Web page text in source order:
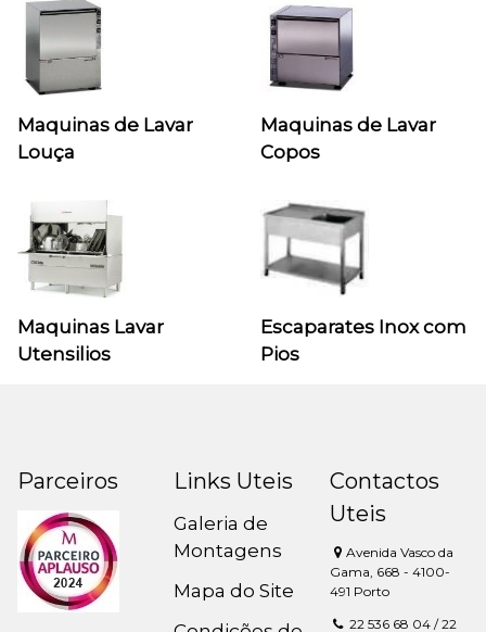
Maquinas de Lavar
Louça
Maquinas de Lavar
Copos
Maquinas Lavar
Utensilios
Escaparates Inox com
Pios
Parceiros Links Uteis
Galeria de
Montagens
Mapa do Site
Contactos
Uteis
Avenida Vasco da
Gama, 668 - 4100-
491 Porto
22 536 68 04 / 22